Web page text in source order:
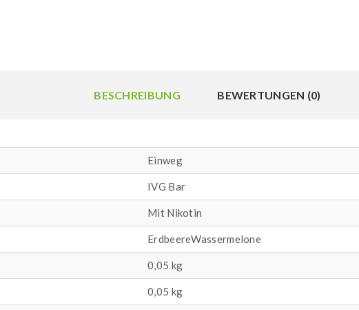
BESCHREIBUNG BEWERTUNGEN (0)
Einweg
IVG Bar
Mit Nikotin
ErdbeereWassermelone
0,05 kg
0,05 kg